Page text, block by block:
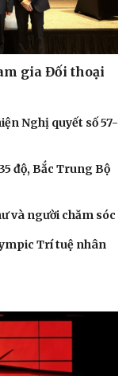
gia Đối thoại
Nghị quyết số 57-
độ, Bắc Trung Bộ
và người chăm sóc
Trí tuệ nhân